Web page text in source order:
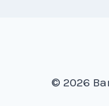
© 2026